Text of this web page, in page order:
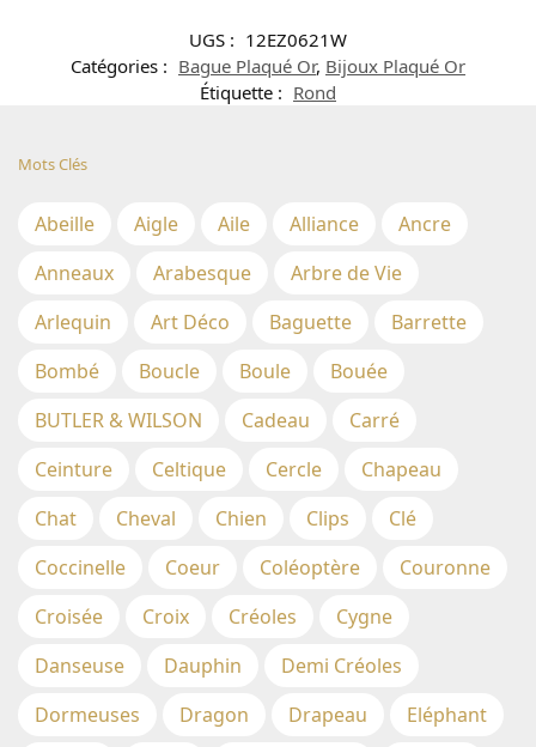
UGS : 12EZ0621W
Catégories : Bague Plaqué Or, Bijoux Plaqué Or
Étiquette : Rond
Mots Clés
Abeille Aigle Aile Alliance
Ancre
Anneaux
Arabesque
Arbre de Vie
Arlequin
Art Déco Baguette
Barrette
Bombé
Boucle Boule
Bouée
BUTLER & WILSON
Cadeau
Carré
Ceinture
Celtique Cercle
Chapeau
Chat
Cheval Chien Clips
Clé
Coccinelle
Coeur Coléoptère
Couronne
Croisée
Croix Créoles
Cygne
Danseuse
Dauphin
Demi Créoles
Dormeuses
Dragon Drapeau
Eléphant